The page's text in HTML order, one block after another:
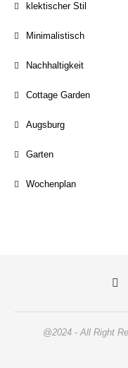
klektischer Stil
Minimalistisch
Nachhaltigkeit
Cottage Garden
Augsburg
Garten
Wochenplan
@2024 - All Right